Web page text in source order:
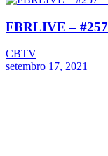
FBRLIVE –
CBTV
setembro 17, 2021